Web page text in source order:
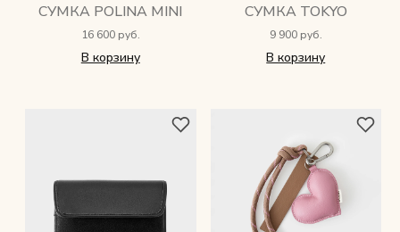
СУМКА POLINA MINI
16 600 руб.
В корзину
СУМКА TOKYO
9 900 руб.
В корзину